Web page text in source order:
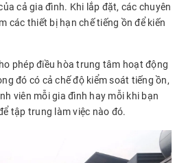
cả gia đình. Khi lắp đặt, các chuyên
các thiết bị hạn chế tiếng ồn để kiến
phép điều hòa trung tâm hoạt động
đó có cả chế độ kiểm soát tiếng ồn,
viên mỗi gia đình hay mỗi khi bạn
tập trung làm việc nào đó.